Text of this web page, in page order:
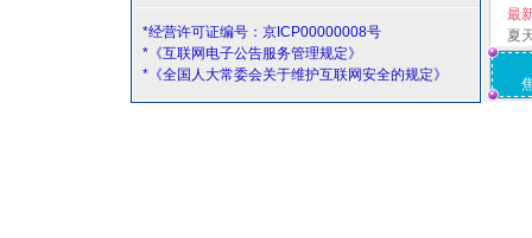
*经营许可证编号：京ICP00000008号
*《互联网电子公告服务管理规定》
*《全国人大常委会关于维护互联网安全的规定》
最
夏